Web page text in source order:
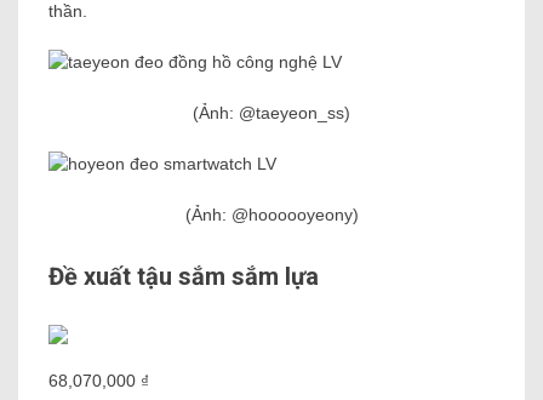
thần.
(Ảnh: @taeyeon_ss)
(Ảnh: @hoooooyeony)
Đề xuất tậu sắm sắm lựa
68,070,000 ₫